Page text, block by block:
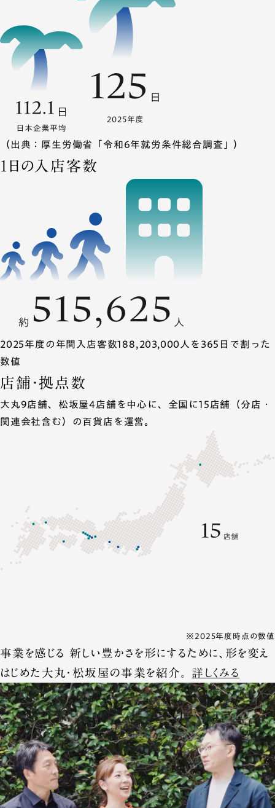
（出典：厚生労働省「令和6年就労条件総合調査」）
1日の入店客数
2025年度の年間入店客数188,203,000人を365日で割った
数値
店舗・拠点数
大丸9店舗、松坂屋4店舗を中心に、全国に15店舗（分店・
関連会社含む）の百貨店を運営。
※2025年度時点の数値
事業を感じる
新しい豊かさを形にするために、形を変え
はじめた大丸・松坂屋の事業を紹介。
詳しくみる